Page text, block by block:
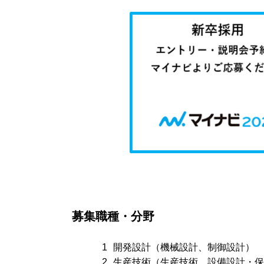
募集職種・分野
開発設計（機械設計、制御設計）